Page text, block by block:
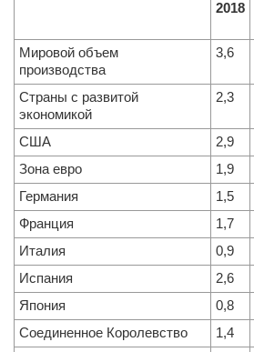
2018
Мировой объем
производства
3,6
Страны с развитой
экономикой
2,3
США 2,9
Зона евро
1,9
Германия
1,5
Франция
1,7
Италия
0,9
Испания
2,6
Япония
0,8
Соединенное Королевство
1,4